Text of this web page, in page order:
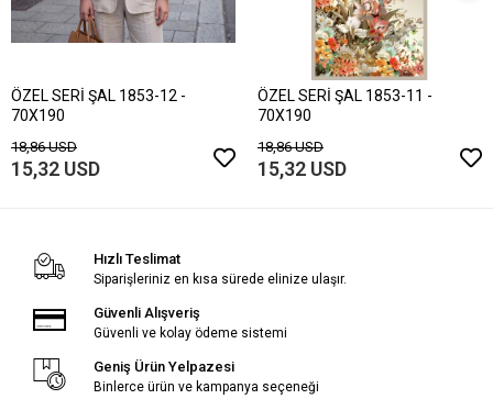
ÖZEL SERİ ŞAL 1853-12 -
70X190
18,86 USD
15,32 USD
ÖZEL SERİ ŞAL 1853-11 -
70X190
18,86 USD
15,32 USD
Hızlı Teslimat
Siparişleriniz en kısa sürede elinize ulaşır.
Güvenli Alışveriş
Güvenli ve kolay ödeme sistemi
Geniş Ürün Yelpazesi
Binlerce ürün ve kampanya seçeneği